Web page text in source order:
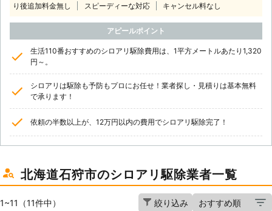
り後追加料金無し
スピーディーな対応 キャンセル料なし
アピールポイント
生活110番おすすめのシロアリ駆除費用は、1平方メートルあたり1,320
円～。
シロアリは駆除も予防もプロにお任せ！業者探し・見積りは基本無料
で承ります！
依頼の半数以上が、12万円以内の費用でシロアリ駆除完了！
北海道石狩市のシロアリ駆除業者一覧
1~11（11件中） 絞り込み